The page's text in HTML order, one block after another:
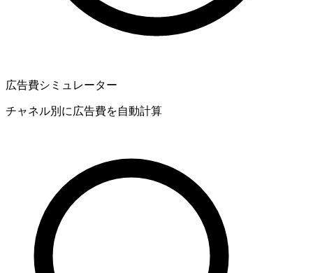
広告費シミュレーター
チャネル別に広告費を自動計算